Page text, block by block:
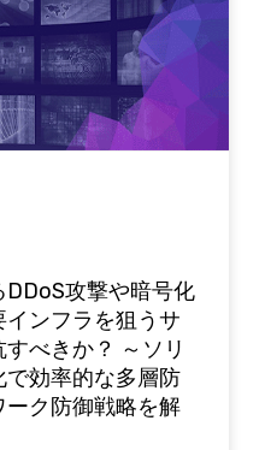
DDoS攻撃や暗号化
ンフラを狙うサ
べきか？ ～ソリ
効率的な多層防
ク防御戦略を解